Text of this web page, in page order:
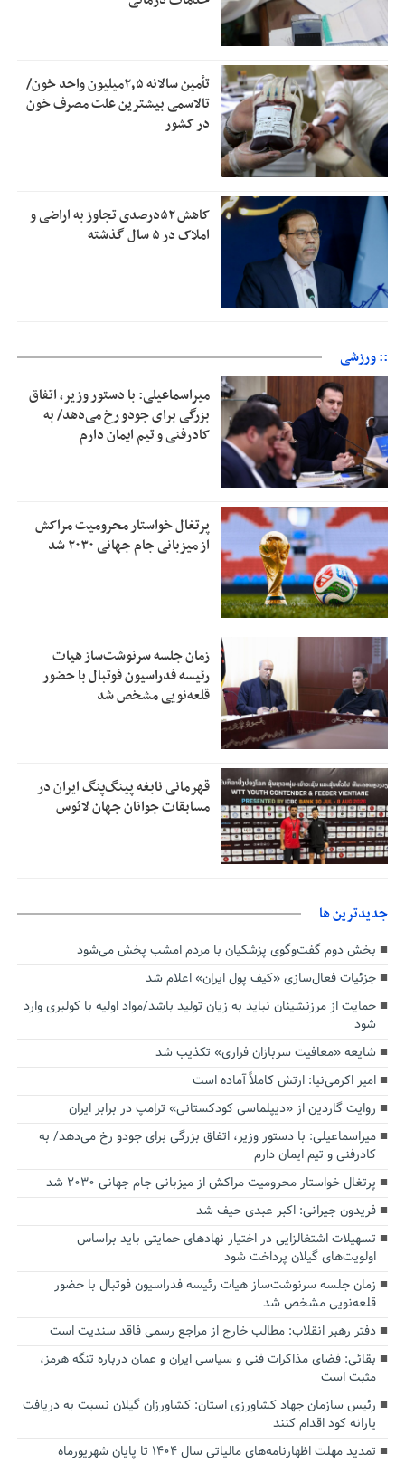
تأمین سالانه ۲٫۵میلیون واحد خون/
تالاسمی بیشترین علت مصرف‌ خون
در کشور
کاهش ۵۲درصدی تجاوز به اراضی و
املاک در ۵ سال گذشته
:: ورزشی
میراسماعیلی: با دستور وزیر، اتفاق
بزرگی برای جودو رخ می‌دهد/ به
کادرفنی و تیم ایمان دارم
پرتغال خواستار محرومیت مراکش
از میزبانی جام جهانی ۲۰۳۰ شد
زمان جلسه سرنوشت‌ساز هیات
رئیسه فدراسیون فوتبال با حضور
قلعه‌نویی مشخص شد
قهرمانی نابغه پینگ‌پنگ ایران در
مسابقات جوانان جهان لائوس
جديدترين ها
بخش دوم گفت‌وگوی پزشکیان با مردم امشب پخش می‌شود
جزئیات فعال‌سازی «کیف پول ایران» اعلام شد
حمایت از مرزنشینان نباید به زیان تولید باشد/مواد اولیه با کولبری وارد
شود
شایعه «معافیت سربازان فراری» تکذیب شد
امیر اکرمی‌نیا: ارتش کاملاً آماده است
روایت گاردین از «دیپلماسی کودکستانی» ترامپ در برابر ایران
میراسماعیلی: با دستور وزیر، اتفاق بزرگی برای جودو رخ می‌دهد/ به
کادرفنی و تیم ایمان دارم
پرتغال خواستار محرومیت مراکش از میزبانی جام جهانی ۲۰۳۰ شد
فریدون جیرانی: اکبر عبدی حیف شد
تسهیلات اشتغالزایی در اختیار نهادهای حمایتی باید براساس
اولویت‌های گیلان پرداخت شود
زمان جلسه سرنوشت‌ساز هیات رئیسه فدراسیون فوتبال با حضور
قلعه‌نویی مشخص شد
دفتر رهبر انقلاب: مطالب خارج از مراجع رسمی فاقد سندیت است
بقائی: فضای مذاکرات فنی و سیاسی ایران و عمان درباره تنگه هرمز،
مثبت است
رئیس سازمان جهاد کشاورزی استان: کشاورزان گیلان نسبت به دریافت
یارانه کود اقدام کنند
تمدید مهلت اظهارنامه‌های مالیاتی سال ۱۴۰۴ تا پایان شهریورماه